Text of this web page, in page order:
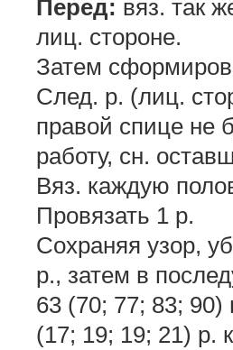
Перед: вяз. так
лиц. стороне.
Затем
След. р. (лиц.
правой спице не
работу, сн.
Вяз. каждую
Провязать 1 р.
Сохраняя узор,
р., затем в
63 (70; 77; 83;
(17; 19; 19; 21) р.